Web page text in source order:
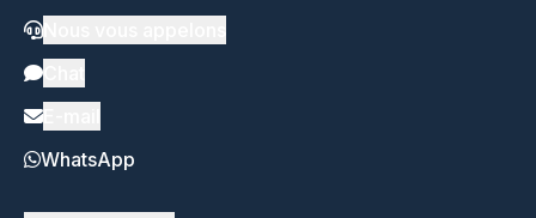
WhatsApp